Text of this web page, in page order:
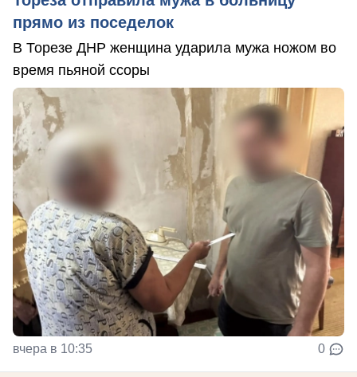
прямо из поседелок
В Торезе ДНР женщина ударила мужа ножом во
время пьяной ссоры
вчера в 10:35 0